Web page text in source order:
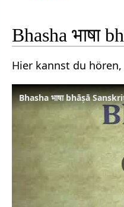
Bhasha भाषा
Hier kannst du hören,
Bhasha भाषा bhāṣā